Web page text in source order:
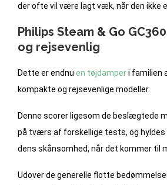
der ofte vil være lagt væk, når den ikke
Philips Steam & Go
og rejsevenlig
Dette er endnu en tøjdamperi familien
kompakte og rejsevenlige modeller.
Denne scorer ligesom de beslægtede
på tværs af forskellige tests, og
dens skånsomhed, når det kommer til
Udover de generelle flotte